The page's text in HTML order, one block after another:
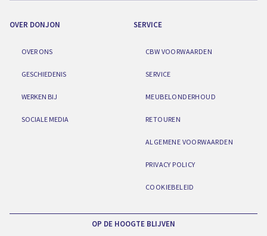
OVER DONJON
OVER ONS
GESCHIEDENIS
WERKEN BIJ
SOCIALE MEDIA
SERVICE
CBW VOORWAARDEN
SERVICE
MEUBELONDERHOUD
RETOUREN
ALGEMENE VOORWAARDEN
PRIVACY POLICY
COOKIEBELEID
OP DE HOOGTE BLIJVEN